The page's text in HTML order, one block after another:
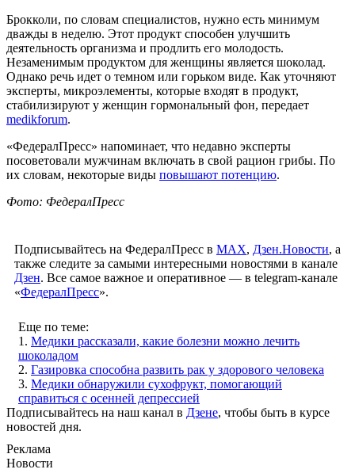
Брокколи, по словам специалистов, нужно есть минимум
дважды в неделю. Этот продукт способен улучшить
деятельность организма и продлить его молодость.
Незаменимым продуктом для женщины является шоколад.
Однако речь идет о темном или горьком виде. Как уточняют
эксперты, микроэлементы, которые входят в продукт,
стабилизируют у женщин гормональный фон, передает
medikforum.
«ФедералПресс» напоминает, что недавно эксперты
посоветовали мужчинам включать в свой рацион грибы. По
их словам, некоторые виды повышают потенцию.
Фото: ФедералПресс
Подписывайтесь на ФедералПресс в МАХ, Дзен.Новости, а
также следите за самыми интересными новостями в канале
Дзен. Все самое важное и оперативное — в telegram-канале
«ФедералПресс».
Еще по теме:
1. Медики рассказали, какие болезни можно лечить
шоколадом
2. Газировка способна развить рак у здорового человека
3. Медики обнаружили сухофрукт, помогающий
справиться с осенней депрессией
Подписывайтесь на наш канал в Дзене, чтобы быть в курсе
новостей дня.
Реклама
Новости